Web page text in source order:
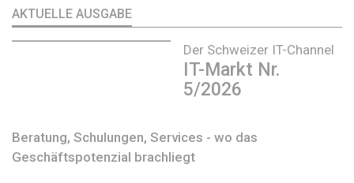
AKTUELLE AUSGABE
Der Schweizer IT-Channel
IT-Markt Nr.
5/2026
Beratung, Schulungen, Services - wo das
Geschäftspotenzial brachliegt